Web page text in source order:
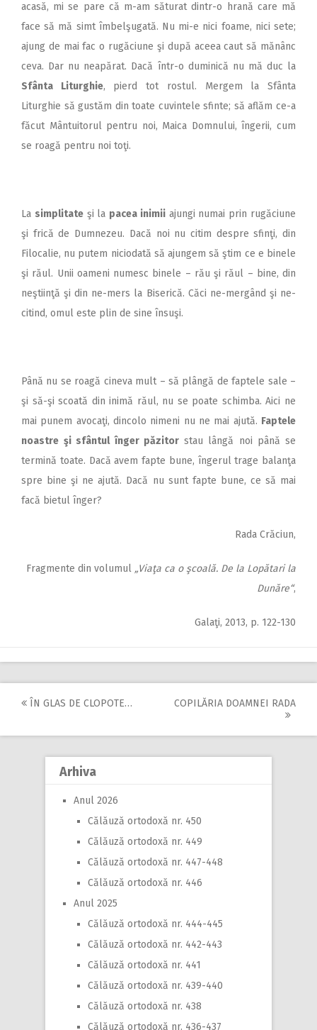
acasă, mi se pare că m-am săturat dintr-o hrană care mă
face să mă simt îmbelşugată. Nu mi-e nici foame, nici sete;
ajung de mai fac o rugăciune şi după aceea caut să mănânc
ceva. Dar nu neapărat. Dacă într-o duminică nu mă duc la
Sfânta Liturghie, pierd tot rostul. Mergem la Sfânta
Liturghie să gustăm din toate cuvintele sfinte; să aflăm ce-a
făcut Mântuitorul pentru noi, Maica Domnului, îngerii, cum
se roagă pentru noi toţi.
La simplitateşi la pacea inimiiajungi numai prin rugăciune
şi frică de Dumnezeu. Dacă noi nu citim despre sfinţi, din
Filocalie, nu putem niciodată să ajungem să ştim ce e binele
şi răul. Unii oameni numesc binele – rău şi răul – bine, din
neştiinţă şi din ne-mers la Biserică. Căci ne-mergând şi ne-
citind, omul este plin de sine însuşi.
Până nu se roagă cineva mult – să plângă de faptele sale –
şi să-şi scoată din inimă răul, nu se poate schimba. Aici ne
mai punem avocaţi, dincolo nimeni nu ne mai ajută. Faptele
noastre şi sfântul înger păzitorstau lângă noi până se
termină toate. Dacă avem fapte bune, îngerul trage balanţa
spre bine şi ne ajută. Dacă nu sunt fapte bune, ce să mai
facă bietul înger?
Rada Crăciun,
Fragmente din volumul „Viaţa ca o şcoală. De la Lopătari la
Dunăre“,
Galaţi, 2013, p. 122-130
navigation
ÎN GLAS DE CLOPOTE… COPILĂRIA DOAMNEI RADA
Arhiva
Anul 2026
Călăuză ortodoxă nr. 450
Călăuză ortodoxă nr. 449
Călăuză ortodoxă nr. 447-448
Călăuză ortodoxă nr. 446
Anul 2025
Călăuză ortodoxă nr. 444-445
Călăuză ortodoxă nr. 442-443
Călăuză ortodoxă nr. 441
Călăuză ortodoxă nr. 439-440
Călăuză ortodoxă nr. 438
Călăuză ortodoxă nr. 436-437